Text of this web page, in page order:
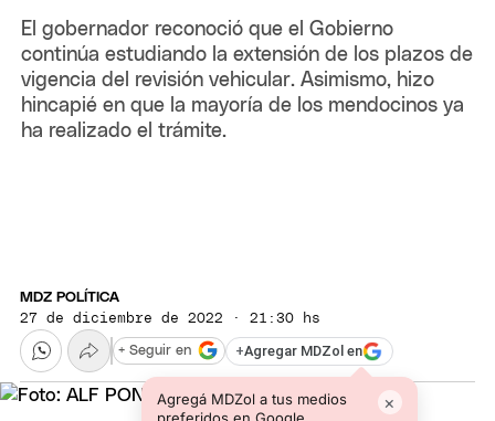
El gobernador reconoció que el Gobierno
continúa estudiando la extensión de los plazos de
vigencia del revisión vehicular. Asimismo, hizo
hincapié en que la mayoría de los mendocinos ya
ha realizado el trámite.
MDZ POLÍTICA
27 de diciembre de 2022 · 21:30 hs
+Agregar MDZol en
Agregá MDZol a tus medios
preferidos en Google
×
+ Seguir en